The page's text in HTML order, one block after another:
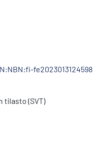
fe2023013124598
tilasto (SVT)